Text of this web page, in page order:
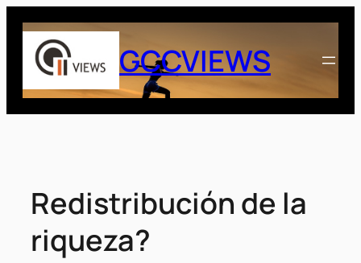
Saltar
contenido
GCCVIEWS
Redistribución de la
riqueza?